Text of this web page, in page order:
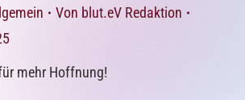
Von blut.eV Redaktion
mehr Hoffnung!